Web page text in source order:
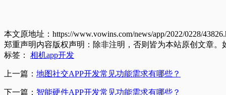
本文原地址：https://www.vowins.com/news/app/2022/0228/
郑重声明内容版权声明：除非注明，否则皆为本站原创文章。
标签：
相机app开发
上一篇： 地图社交APP开发常见功能需求有哪些？
下一篇： 智能硬件APP开发常见功能需求有哪些？